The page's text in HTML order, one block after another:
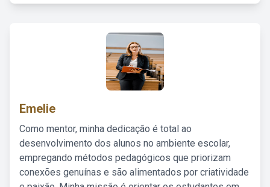
Emelie
Como mentor, minha dedicação é total ao
desenvolvimento dos alunos no ambiente escolar,
empregando métodos pedagógicos que priorizam
conexões genuínas e são alimentados por criatividade